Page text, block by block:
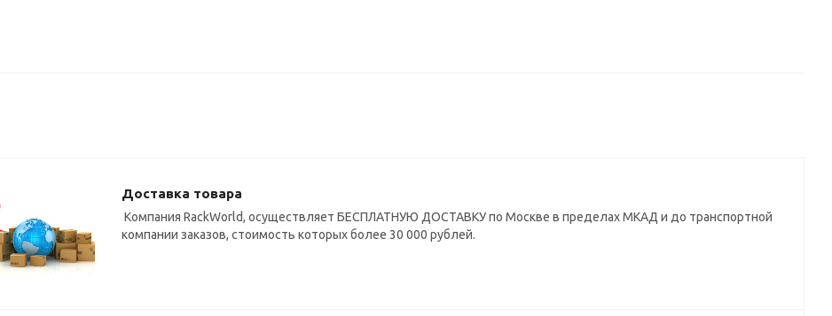
Доставка товара
Компания RackWorld, осуществляет БЕСПЛАТНУЮ ДОСТАВКУ по Москве в пределах МКАД и до транспортной
компании заказов, стоимость которых более 30 000 рублей.